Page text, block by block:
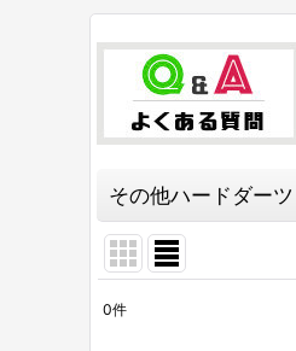
その他ハードダーツ
0件